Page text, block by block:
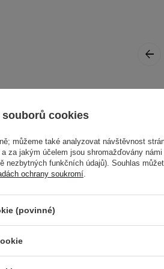
kosmetické
séra na vyčištěný
Podle potřeby
informace najdete v
cookies
můžeme také analyzovat návštěvnost
za jakým účelem jsou shromažďovány
nezbytných funkčních údajů). Souhlas
ochrany soukromí.
(povinné)